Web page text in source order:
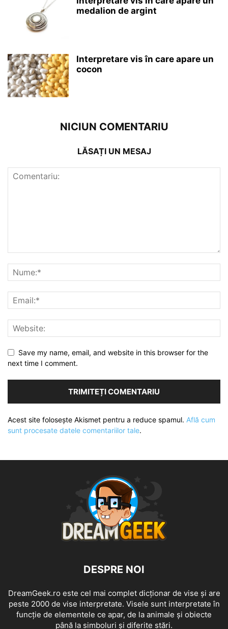
medalion de argint
Interpretare vis în care apare un
cocon
NICIUN COMENTARIU
LĂSAȚI UN MESAJ
Save my name, email, and website in this browser for the
next time I comment.
Acest site folosește Akismet pentru a reduce spamul. Află cum
sunt procesate datele comentariilor tale.
DESPRE NOI
DreamGeek.ro este cel mai complet dicționar de vise și are
peste 2000 de vise interpretate. Visele sunt interpretate în
funcție de elementele ce apar, de la animale și obiecte
până la simboluri și diferite stări.